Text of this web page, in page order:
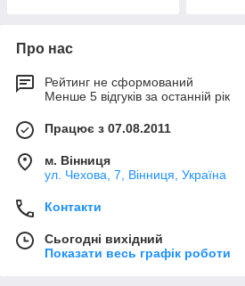
Про нас
Рейтинг не сформований
Менше 5 відгуків за останній рік
Працює з 07.08.2011
м. Вінниця
ул. Чехова, 7, Вінниця, Україна
Контакти
Сьогодні вихідний
Показати весь графік роботи